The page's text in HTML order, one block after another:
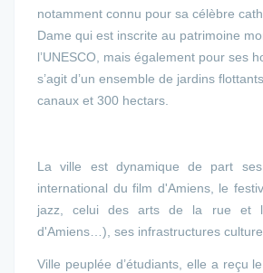
notamment connu pour sa célèbre
Dame qui est inscrite au patrimoine
l’UNESCO, mais également pour ses
s’agit d’un ensemble de jardins
canaux et 300 hectars.
La ville est dynamique de part ses
international du film d'Amiens, le
jazz, celui des arts de la rue et
d'Amiens…), ses infrastructures
Ville peuplée d’étudiants, elle a reçu